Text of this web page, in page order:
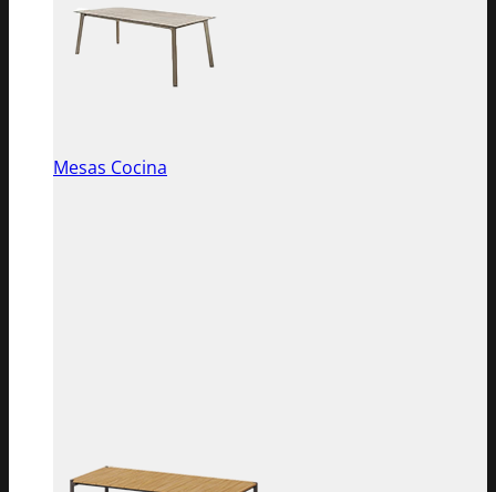
Mesas Cocina